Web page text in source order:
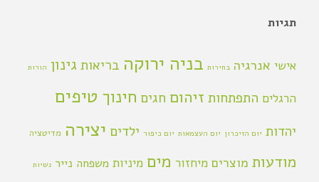
תגיות
אישי אנרגיה בחירות בניה ירוקה בריאות גינון הורות
הרגלים התפתחות זיהום חגים חינוך טיפים
יהדות יום הזיכרון יום העצמאות יום כיפור ילדים יצירה מדיטציה
מודעות מוצרים מיחזור מים מיניות משפחה נייר נשיות